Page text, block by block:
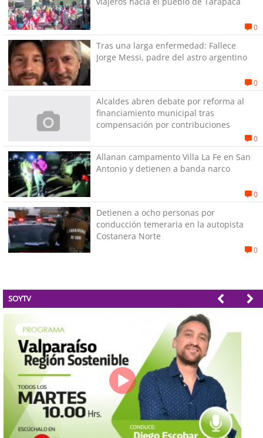
0
Tras una larga enfermedad: Fallece
Jorge Messi, padre del astro argentino
0
Alcaldes abren debate por reforma al
financiamiento municipal tras
compensación por contribuciones
0
Allanan campamento Villa La Fe en San
Antonio y detienen a banda narco
0
Detienen a ocho personas por
conducción temeraria en la autopista
Costanera Norte
0
SOYTV